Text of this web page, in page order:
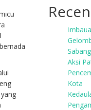
Sabang
Aksi
Kota